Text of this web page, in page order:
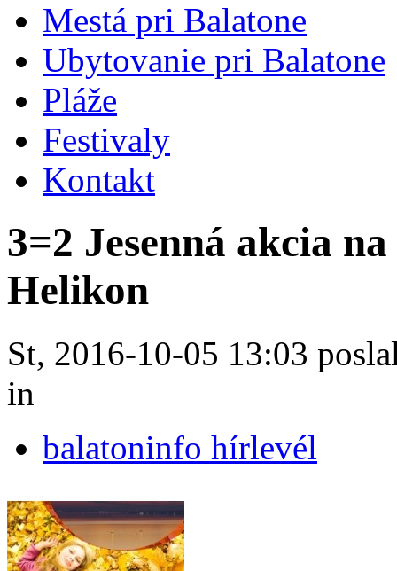
Mestá pri Balatone
Ubytovanie pri Balatone
Pláže
Festivaly
Kontakt
3=2 Jesenná akcia
Helikon
St, 2016-10-05 13:03
in
balatoninfo hírlevél